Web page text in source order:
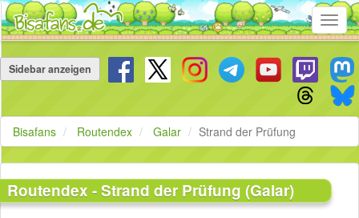
überspringen
Sidebar anzeigen
Bisafans Routendex Galar Strand der Prüfung
Routendex - Strand der Prüfung (Galar)